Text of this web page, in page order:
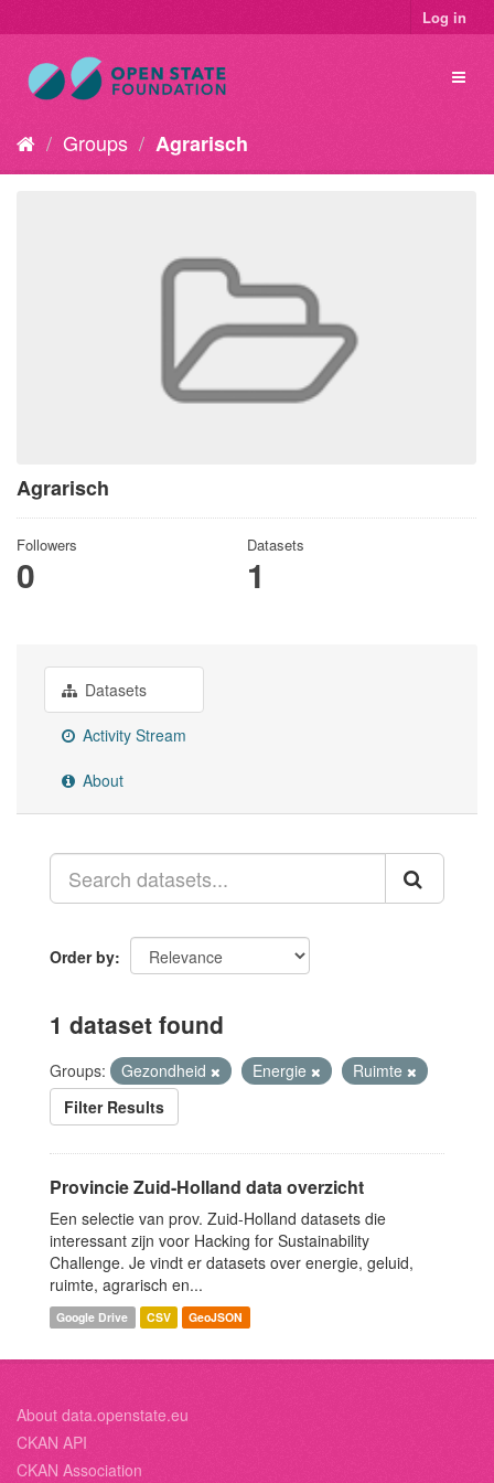
Log in
Groups Agrarisch
Agrarisch
Followers
0
Datasets
1
Datasets
Activity Stream
About
Order by
1 dataset found
Groups: Gezondheid Energie
Ruimte
Filter Results
Provincie Zuid-Holland data overzicht
Een selectie van prov. Zuid-Holland datasets die
interessant zijn voor Hacking for Sustainability
Challenge. Je vindt er datasets over energie, geluid,
ruimte, agrarisch en...
Google Drive CSV GeoJSON
About data.openstate.eu
CKAN API
CKAN Association